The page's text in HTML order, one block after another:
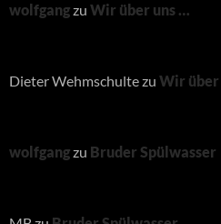
wolfgangzu Wir über uns …
Dieter Wehmschultezu Wir über
wolfgangzu Bruder Spülwasser